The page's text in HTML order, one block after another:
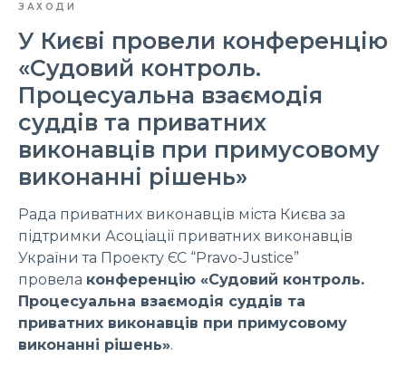
ЗАХОДИ
У Києві провели конференцію
«Судовий контроль.
Процесуальна взаємодія
суддів та приватних
виконавців при примусовому
виконанні рішень»
Рада приватних виконавців міста Києва за
підтримки Асоціації приватних виконавців
України та Проекту ЄС “Pravo-Justice”
провела конференцію «Судовий контроль.
Процесуальна взаємодія суддів та
приватних виконавців при примусовому
виконанні рішень».